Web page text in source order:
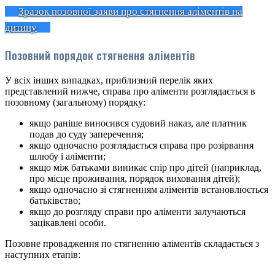
Зразок позовної заяви про стягнення аліментів на
дитину
Позовний порядок стягнення аліментів
У всіх інших випадках, приблизний перелік яких
представлений нижче, справа про аліменти розглядається в
позовному (загальному) порядку:
якщо раніше виносився судовий наказ, але платник
подав до суду заперечення;
якщо одночасно розглядається справа про розірвання
шлюбу і аліменти;
якщо між батьками виникає спір про дітей (наприклад,
про місце проживання, порядок виховання дітей);
якщо одночасно зі стягненням аліментів встановлюється
батьківство;
якщо до розгляду справи про аліменти залучаються
зацікавлені особи.
Позовне провадження по стягненню аліментів складається з
наступних етапів: